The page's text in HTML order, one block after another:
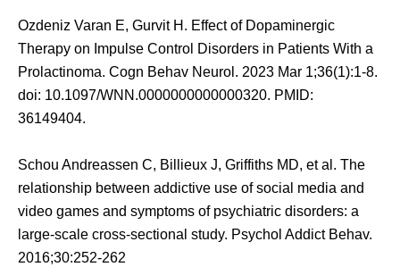
Ozdeniz Varan E, Gurvit H. Effect of Dopaminergic
Therapy on Impulse Control Disorders in Patients With a
Prolactinoma. Cogn Behav Neurol. 2023 Mar 1;36(1):1-8.
doi: 10.1097/WNN.0000000000000320. PMID:
36149404.
Schou Andreassen C, Billieux J, Griffiths MD, et al. The
relationship between addictive use of social media and
video games and symptoms of psychiatric disorders: a
large-scale cross-sectional study. Psychol Addict Behav.
2016;30:252-262